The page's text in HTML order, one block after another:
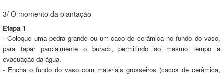
3/ O momento da plantação
Etapa 1
- Coloque uma pedra grande ou um caco de cerâmica no fundo do vaso,
para tapar parcialmente o buraco, permitindo ao mesmo tempo a
evacuação da água.
- Encha o fundo do vaso com materiais grosseiros (cacos de cerâmica,